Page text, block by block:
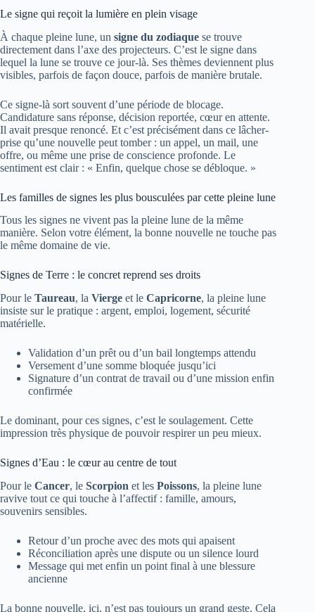
Le signe qui reçoit la lumière en plein visage
À chaque pleine lune, un signe du zodiaque se trouve
directement dans l’axe des projecteurs. C’est le signe dans
lequel la lune se trouve ce jour-là. Ses thèmes deviennent plus
visibles, parfois de façon douce, parfois de manière brutale.
Ce signe-là sort souvent d’une période de blocage.
Candidature sans réponse, décision reportée, cœur en attente.
Il avait presque renoncé. Et c’est précisément dans ce lâcher-
prise qu’une nouvelle peut tomber : un appel, un mail, une
offre, ou même une prise de conscience profonde. Le
sentiment est clair : « Enfin, quelque chose se débloque. »
Les familles de signes les plus bousculées par cette pleine lune
Tous les signes ne vivent pas la pleine lune de la même
manière. Selon votre élément, la bonne nouvelle ne touche pas
le même domaine de vie.
Signes de Terre : le concret reprend ses droits
Pour le Taureau, la Vierge et le Capricorne, la pleine lune
insiste sur le pratique : argent, emploi, logement, sécurité
matérielle.
Validation d’un prêt ou d’un bail longtemps attendu
Versement d’une somme bloquée jusqu’ici
Signature d’un contrat de travail ou d’une mission enfin
confirmée
Le dominant, pour ces signes, c’est le soulagement. Cette
impression très physique de pouvoir respirer un peu mieux.
Signes d’Eau : le cœur au centre de tout
Pour le Cancer, le Scorpion et les Poissons, la pleine lune
ravive tout ce qui touche à l’affectif : famille, amours,
souvenirs sensibles.
Retour d’un proche avec des mots qui apaisent
Réconciliation après une dispute ou un silence lourd
Message qui met enfin un point final à une blessure
ancienne
La bonne nouvelle, ici, n’est pas toujours un grand geste. Cela